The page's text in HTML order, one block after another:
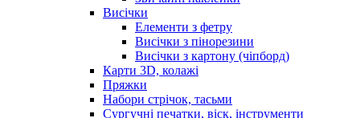
Висічки
Елементи з фетру
Висічки з пінорезини
Висічки з картону (чіпборд)
Карти 3D, колажі
Пряжки
Набори стрічок, тасьми
Сургучні печатки, віск, інструменти